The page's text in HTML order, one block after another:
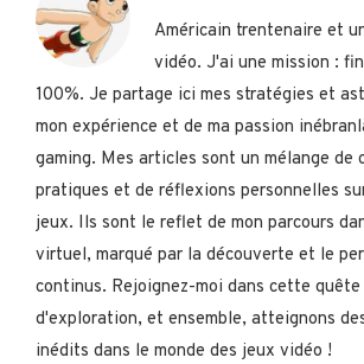
Américain trentenaire et
vidéo. J'ai une mission :
100%. Je partage ici mes stratégies et
mon expérience et de ma passion
gaming. Mes articles sont un mélange de
pratiques et de réflexions personnelles
jeux. Ils sont le reflet de mon parcours
virtuel, marqué par la découverte et le
continus. Rejoignez-moi dans cette
d'exploration, et ensemble, atteignons
inédits dans le monde des jeux vidéo !